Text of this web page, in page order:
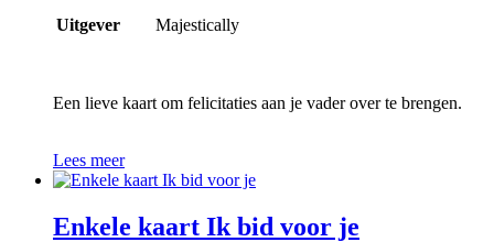
Uitgever Majestically
Een lieve kaart om felicitaties aan je vader over te brengen.
Lees meer
Enkele kaart Ik bid voor je